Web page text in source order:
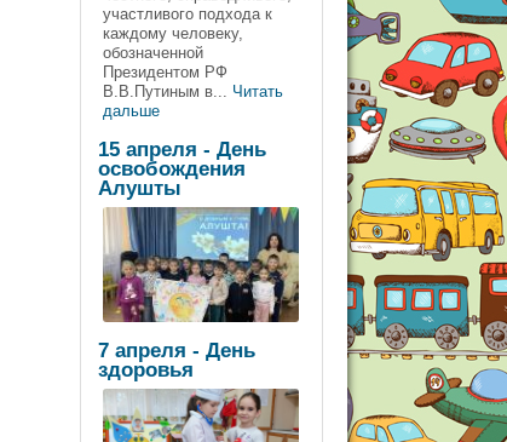
участливого подхода к
каждому человеку,
обозначенной
Президентом РФ
В.В.Путиным в... Читать
дальше
15 апреля - День
освобождения
Алушты
7 апреля - День
здоровья